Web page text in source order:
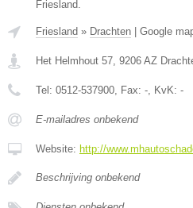
Friesland.
Friesland » Drachten Google
Het Helmhout 57, 9206 AZ
Tel: 0512-537900, Fax: -, KvK: -
E-mailadres onbekend
Website: http://
Beschrijving onbekend